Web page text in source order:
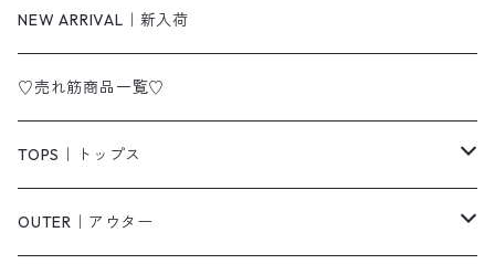
NEW ARRIVAL｜新入荷
♡売れ筋商品一覧♡
TOPS｜トップス
Tシャツ/カットソー
OUTER｜アウター